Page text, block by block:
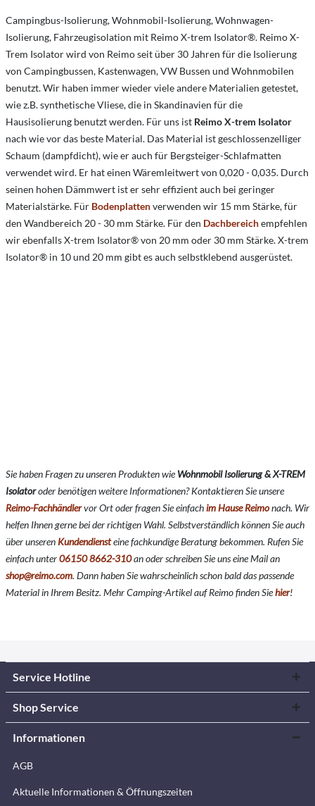
Campingbus-Isolierung, Wohnmobil-Isolierung, Wohnwagen-
Isolierung, Fahrzeugisolation mit Reimo X-trem Isolator®. Reimo X-
Trem Isolator wird von Reimo seit über 30 Jahren für die Isolierung
von Campingbussen, Kastenwagen, VW Bussen und Wohnmobilen
benutzt. Wir haben immer wieder viele andere Materialien getestet,
wie z.B. synthetische Vliese, die in Skandinavien für die
Hausisolierung benutzt werden. Für uns ist Reimo X-trem Isolator
nach wie vor das beste Material. Das Material ist geschlossenzelliger
Schaum (dampfdicht), wie er auch für Bergsteiger-Schlafmatten
verwendet wird. Er hat einen Wäremleitwert von 0,020 - 0,035. Durch
seinen hohen Dämmwert ist er sehr effizient auch bei geringer
Materialstärke. Für Bodenplattenverwenden wir 15 mm Stärke, für
den Wandbereich 20 - 30 mm Stärke. Für den Dachbereichempfehlen
wir ebenfalls X-trem Isolator® von 20 mm oder 30 mm Stärke. X-trem
Isolator® in 10 und 20 mm gibt es auch selbstklebend ausgerüstet.
Sie haben Fragen zu unseren Produkten wie Wohnmobil Isolierung & X-TREM
Isolatoroder benötigen weitere Informationen? Kontaktieren Sie unsere
Reimo-Fachhändlervor Ort oder fragen Sie einfachim Hause Reimonach. Wir
helfen Ihnen gerne bei der richtigen Wahl. Selbstverständlich können Sie auch
über unseren Kundendiensteine fachkundige Beratung bekommen. Rufen Sie
einfach unter06150 8662-310an oder schreiben Sie uns eine Mail an
shop@reimo.com. Dann haben Sie wahrscheinlich schon bald das passende
Material in Ihrem Besitz. Mehr Camping-Artikel auf Reimo finden Siehier!
Service Hotline
Shop Service
Informationen
AGB
Aktuelle Informationen & Öffnungszeiten